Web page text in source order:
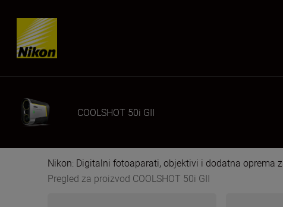
Skip content
COOLSHOT 50i GII
Nikon: Digitalni fotoaparati, objektivi i dodatna oprema
Pregled za proizvod COOLSHOT 50i GII